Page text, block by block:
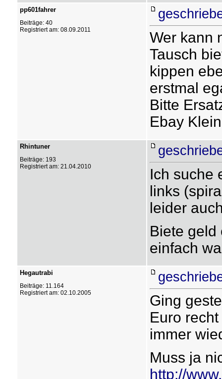
pp601fahrer
Beiträge: 40
Registriert am: 08.09.2011
Wer kann
Tausch
kippen
erstmal
Bitte
Ebay
Rhintuner
Beiträge: 193
Registriert am: 21.04.2010
Ich suche
links
leider
Biete geld
einfach
Hegautrabi
Beiträge: 11.164
Registriert am: 02.10.2005
Ging
Euro
immer
Muss ja
http://